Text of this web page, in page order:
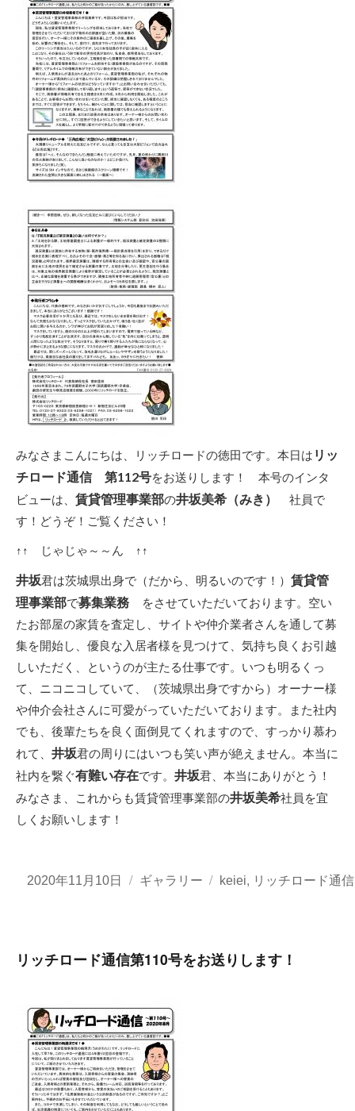
みなさまこんにちは、リッチロードの徳田です。本日は リッ
チロード通信 第112号をお送りします！ 本号のインタ
ビューは、 賃貸管理事業部の井坂美希（みき）
社員で
す！どうぞ！ご覧ください！
↑↑ じゃじゃ～～ん ↑↑
井坂君は茨城県出身で（だから、明るいのです！） 賃貸管
理事業部で募集業務
をさせていただいております。空い
たお部屋の家賃を査定し、サイトや仲介業者さんを通して募
集を開始し、優良な入居者様を見つけて、気持ち良くお引越
しいただく、というのが主たる仕事です。いつも明るくっ
て、ニコニコしていて、（茨城県出身ですから）オーナー様
や仲介会社さんに可愛がっていただいております。また社内
でも、後輩たちを良く面倒見てくれますので、すっかり慕わ
れて、 井坂君の周りにはいつも笑い声が絶えません。本当に
社内を繋ぐ有難い存在です。 井坂君、本当にありがとう！
みなさま、これからも賃貸管理事業部の井坂美希社員を宜
しくお願いします！
投
2020年11月10日
フ
ッ
ギャラリー
カ
ー
keiei, リッチロード通信
リッチロード通信第110号をお送りします！